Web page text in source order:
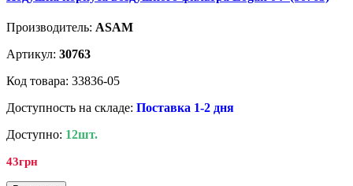
Производитель: ASAM
Артикул: 30763
Код товара: 33836-05
Доступность на складе: Поставка 1-2 дня
Доступно: 12шт.
43грн